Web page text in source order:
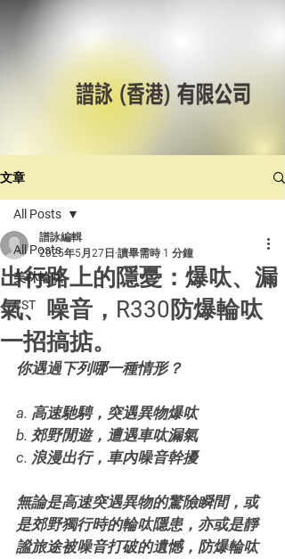
文章
All Posts
美林輪呔
CST
All Posts
出行路上的隱憂：爆呔、漏
氣、噪音，R330防爆輪呔
一招搞掂。
譜詠編輯
2025年5月27日 讀畢需時 1 分鐘
你遇過下列哪一種情形？
a. 高速馳騁，突遇異物爆呔
b. 郊野閒遊，遭遇車呔漏氣
c. 浪漫出行，車內噪音幹擾
無論是高速突遇異物的驚險瞬間，或
是郊野獨行時的輪呔隱患，亦或是靜
謐旅途被噪音打破的遺憾，防爆輪呔